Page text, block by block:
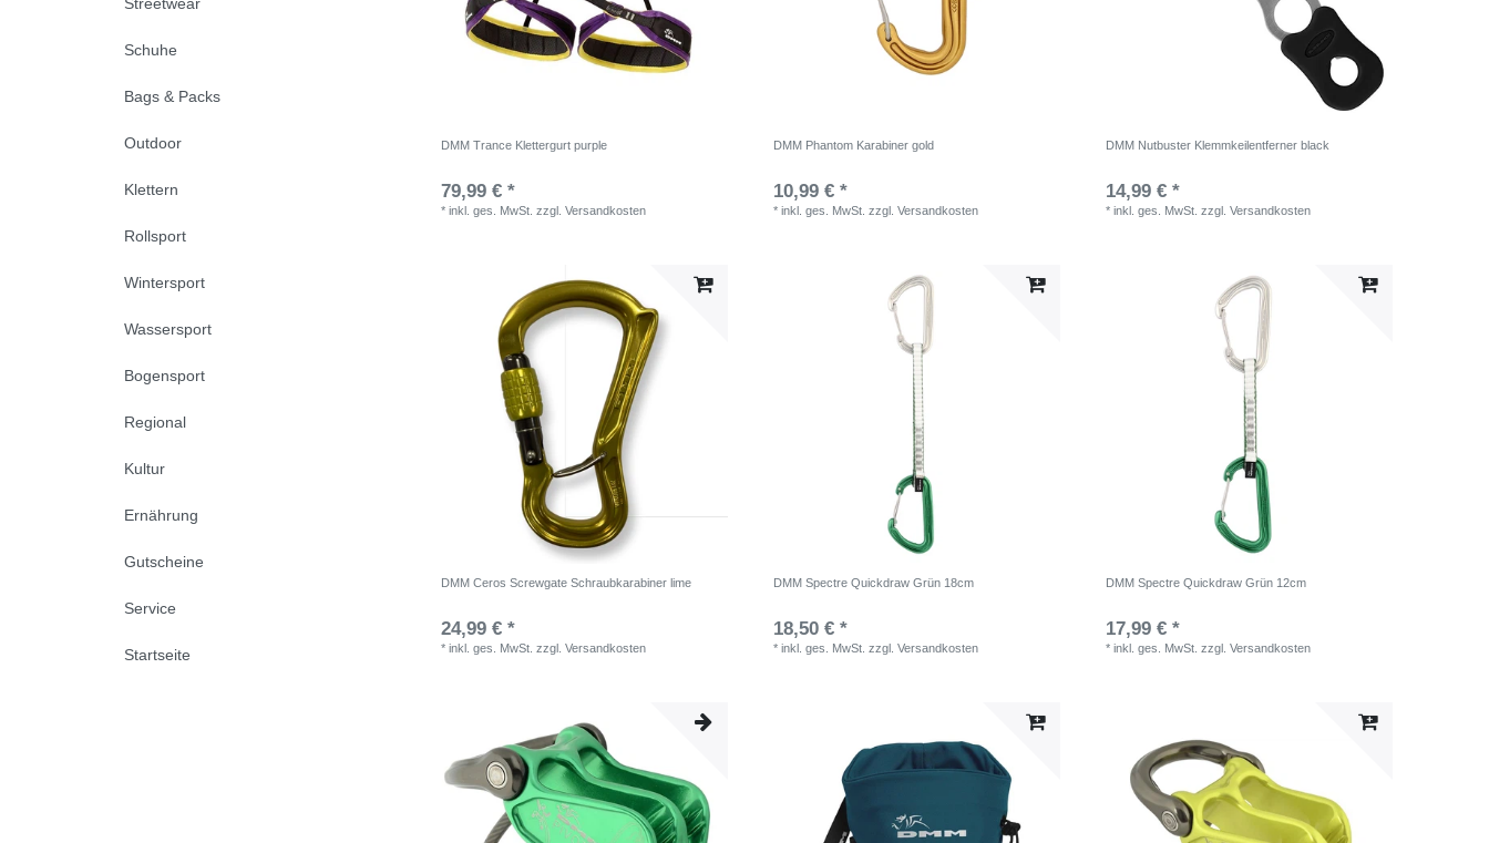
Schuhe
Bags & Packs
Outdoor
Klettern
Rollsport
Wintersport
Wassersport
Bogensport
Regional
Kultur
Ernährung
Gutscheine
Service
Startseite
DMM Trance Klettergurt purple
79,99 € *
*inkl. ges. MwSt. zzgl.Versandkosten
DMM Phantom Karabiner gold
10,99 € *
*inkl. ges. MwSt. zzgl.Versandkosten
DMM Nutbuster Klemmkeilentferner black
14,99 € *
*inkl. ges. MwSt. zzgl.Versandkosten
DMM Ceros Screwgate Schraubkarabiner lime
24,99 € *
*inkl. ges. MwSt. zzgl.Versandkosten
DMM Spectre Quickdraw Grün 18cm
18,50 € *
*inkl. ges. MwSt. zzgl.Versandkosten
DMM Spectre Quickdraw Grün 12cm
17,99 € *
*inkl. ges. MwSt. zzgl.Versandkosten